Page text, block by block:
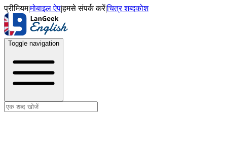
प्रीमियम|मोबाइल ऐप|हमसे संपर्क करें|चित्र शब्दकोश
Toggle navigation